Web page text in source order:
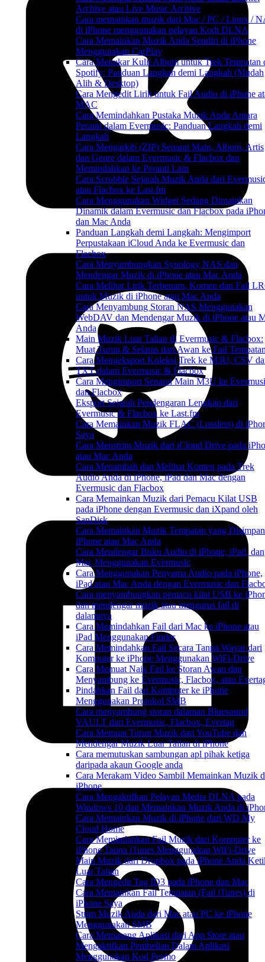
Archive atau Live Music Archive
Cara memainkan muzik dari Mac / PC / Linux /
di iPhone menggunakan pelayan Kodi DLNA
Cara Memainkan Muzik Anda Sendiri di iPhone
Menggunakan CarPlay
Cara Menukar Kulit Album untuk Trek Tempatan
Spotify: Panduan Langkah demi Langkah (Mudah
Alih & Desktop)
Cara Mengedit Lirik untuk Fail Audio di iPhone
MAC
Cara Memindahkan Pustaka Muzik Anda Antara
Peranti dalam Evermusic: Panduan Langkah demi
Langkah
Cara Mengarkib (ZIP) Senarai Main, Album, Artis
dan Genre dalam Evermusic & Flacbox dan
Memindahkan ke Peranti Lain
Cara Scrobble Sejarah Muzik Anda dari
atau Flacbox ke Last.fm
Cara Menggunakan Widget Sedang Dimainkan
Dinamik dalam Evermusic dan Flacbox pada
dan Mac Anda
Panduan Langkah demi Langkah: Mengimport
Perpustakaan iCloud Anda ke Evermusic dan
Flacbox
Cara Menyambungkan Synology NAS dan
Mendengar Muzik di iPhone atau Mac Anda
Cara Melihat Lirik Terbenam, Komen dan Fail
untuk Muzik di iPhone atau Mac Anda
Cara Menyambung Storan NAS Menggunakan
WebDAV dan Mendengar Muzik di iPhone atau
Anda
Main Muzik Luar Talian di Evermusic & Flacbox:
Muat Turun & Selaras dari Awan ke Fail
Cara Mengeksport Koleksi Trek ke M3U, CSV
TXT dalam Evermusic & Flacbox
Cara Mengimport Senarai Main M3U ke
dan Flacbox
Eksport Sejarah Pendengaran Lengkap dari
Evermusic & Flacbox ke Last.fm
Cara Memainkan Muzik FLAC (Lossless) di
Saya
Cara Menstrim Muzik dari iCloud Drive pada
atau Mac Anda
Cara Menambah dan Melihat Komen pada Trek
Audio Anda di iPhone, iPad dan Mac dengan
Evermusic dan Flacbox
Cara Memainkan Muzik dari Pemacu Kilat USB
pada iPhone dengan Evermusic dan iXpand oleh
SanDisk
Cara Memainkan Muzik Tempatan yang
iPhone atau Mac Anda
Cara Mendengar Buku Audio di iPhone, iPad, dan
Mac Menggunakan Evermusic
Cara Menggunakan Penyama Audio pada iPhone,
iPad atau Mac Anda dengan Evermusic dan
Cara menyambungkan pemacu kilat USB ke
dan mendengar muzik atau mengurus fail di
dalamnya
Cara Memindahkan Fail dari Mac ke iPhone atau
iPad Menggunakan Finder
Cara Memindahkan Fail Secara Tanpa Wayar dari
Komputer ke iPhone Menggunakan WiFi-Drive
Cara Memuat Naik Fail ke Storan Awan dan
Menyambung ke Evermusic, Flacbox, atau
Pindahkan Fail dari Komputer ke iPhone
Menggunakan Protokol SMB
Cara menyambung storan dalaman Bluesound
VAULT dari Evermusic, Flacbox, Evertag
Cara Memuat Turun Muzik dari YouTube dan
Mendengar Muzik Luar Talian di iPhone
Cara memutuskan sambungan apl pihak ketiga
daripada akaun Google anda
Cara Merakam Video Sambil Memainkan Muzik
iPhone
Cara Mengaktifkan Pelayan Media DLNA pada
Windows 10 dan Memainkan Muzik Anda di
Cara Memainkan Muzik di iPhone dari WD My
Cloud Home
Cara Memindahkan Fail Muzik dari Komputer ke
iPhone Tanpa iTunes Menggunakan WiFi-Drive
Main Muzik dari Dropbox pada iPhone Anda
Luar Talian
Cara Mengedit Tag ID3 pada iPhone dan Mac
Cara Memainkan Fail Tempatan (Fail iTunes) di
iPhone Saya
Strim Muzik Anda dari Mac atau PC ke iPhone
Menggunakan SMB
Cara Memasang Aplikasi dari App Store atau
Mengaktifkan Pembelian Dalam Aplikasi
Menggunakan Kod Promo